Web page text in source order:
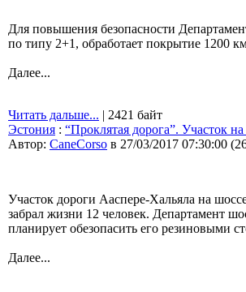
Для повышения безопасности
по типу 2+1, обработает покрытие 1200
Далее...
Читать дальше... | 2421 байт
Эстония : “Проклятая дорога”. Участок
Автор: CaneCorso в 27/03/2017 07:30:00 (
Участок дороги Ааспере-Хальяла на
забрал жизни 12 человек. Департамент
планирует обезопасить его резиновыми
Далее...